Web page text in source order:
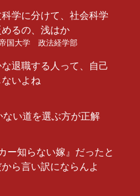
学に分けて、社会科学
るの、浅はか
国大学 政法経学部
退職する人って、自己
いよね
い道を選ぶ方が正解
ー知らない嫁』だったと
ら言い訳にならんよ